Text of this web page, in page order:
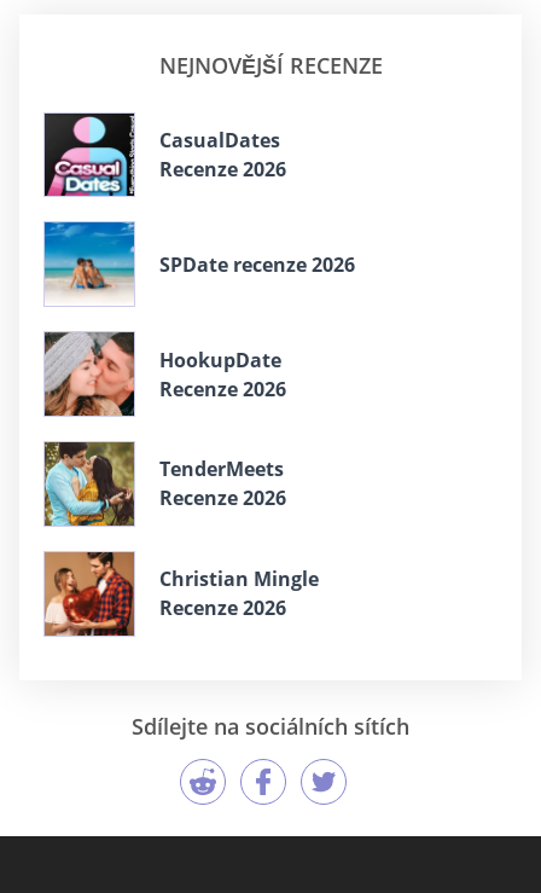
NEJNOVĚJŠÍ RECENZE
СasualDates
Recenze 2026
SPDate recenze 2026
HookupDate
Recenze 2026
TenderMeets
Recenze 2026
Christian Mingle
Recenze 2026
Sdílejte na sociálních sítích